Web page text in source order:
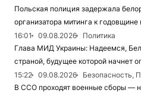
Польская полиция задержала
организатора митинга к
16:01
09.08.2026
Политика
Глава МИД Украины: Надеемся,
страной, будущее которой начнет
15:22
09.08.2026
Безопасность,
В ССО проходят военные сборы —